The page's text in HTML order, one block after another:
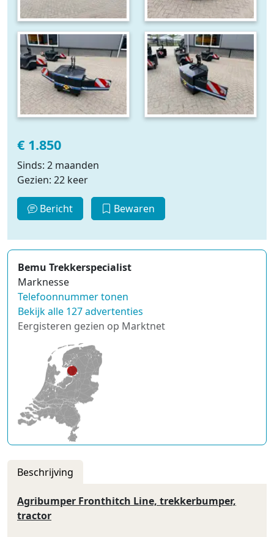
€ 1.850
Sinds: 2 maanden
Gezien: 22 keer
Bericht Bewaren
Bemu Trekkerspecialist
Marknesse
Telefoonnummer tonen
Bekijk alle 127 advertenties
Eergisteren gezien op Marktnet
Beschrijving
Agribumper Fronthitch Line, trekkerbumper,
tractor